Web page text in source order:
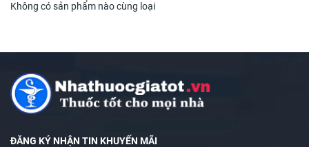
Không có sản phẩm nào cùng loại
ĐĂNG KÝ NHẬN TIN KHUYẾN MÃI